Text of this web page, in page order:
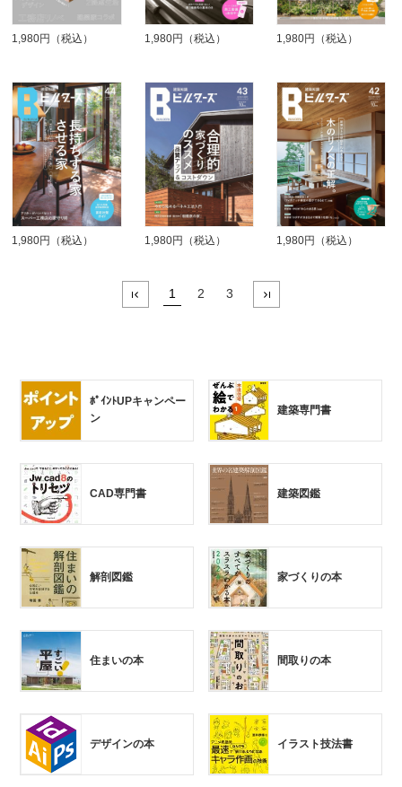
1,980円（税込） 1,980円（税込） 1,980円（税込）
1,980円（税込） 1,980円（税込） 1,980円（税込）
1 2 3
ﾎﾟｲﾝﾄUPキャンペー
ン
建築専門書
CAD専門書 建築図鑑
解剖図鑑 家づくりの本
住まいの本 間取りの本
デザインの本 イラスト技法書